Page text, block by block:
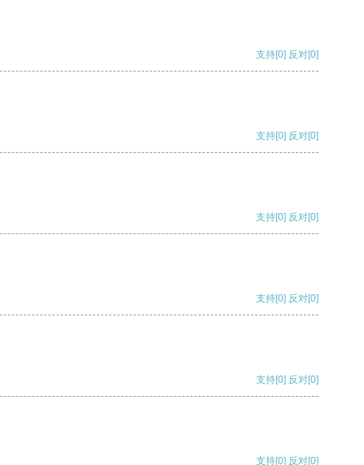
支持[0] 反对[0]
支持[0] 反对[0]
支持[0] 反对[0]
支持[0] 反对[0]
支持[0] 反对[0]
支持[0] 反对[0]